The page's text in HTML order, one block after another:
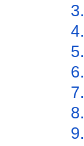
3.
4.
5.
6.
7.
8.
9.